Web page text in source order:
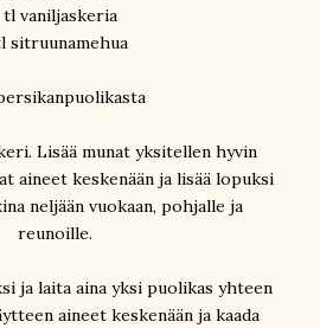
tl vaniljaskeria
sitruunamehua
Lisää munat yksitellen hyvin
aineet keskenään ja lisää lopuksi
neljään vuokaan, pohjalle ja
reunoille.
ja laita aina yksi puolikas yhteen
aineet keskenään ja kaada